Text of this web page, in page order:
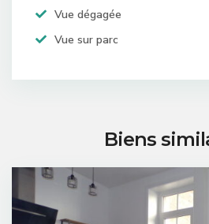
Vue dégagée
Vue sur parc
Biens